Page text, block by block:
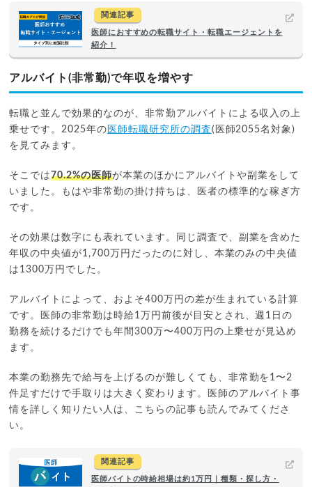
関連記事
医師におすすめの転職サイト・転職エージェントを
紹介！
アルバイト(非常勤)で年収を増やす
転職と並んで効果的なのが、非常勤アルバイトによる収入の上
乗せです。2025年の 医師転職研究所の調査(医師2055名対象)
を見てみます。
そこでは70.2%の医師が本業のほかにアルバイトや副業をして
いました。もはや非常勤の掛け持ちは、医者の標準的な稼ぎ方
です。
その効果は数字にも表れています。同じ調査で、副業を含めた
年収の中央値が1,700万円だったのに対し、本業のみの中央値
は1300万円でした。
アルバイトによって、およそ400万円の差が生まれている計算
です。医師の非常勤は時給1万円前後が目安とされ、週1日の
勤務を続けるだけでも年間300万〜400万円の上乗せが見込め
ます。
本業の勤務先で給与を上げるのが難しくても、非常勤を1〜2
件足すだけで手取りは大きく変わります。医師のアルバイト事
情を詳しく知りたい人は、こちらの記事も読んでみてくださ
い。
関連記事
医師バイトの時給相場は約1万円｜種類・探し方・